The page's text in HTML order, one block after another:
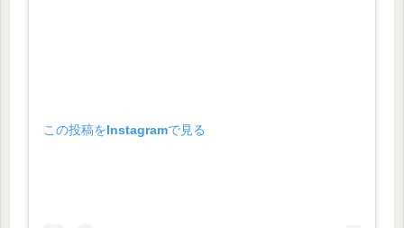
この投稿をInstagramで見る